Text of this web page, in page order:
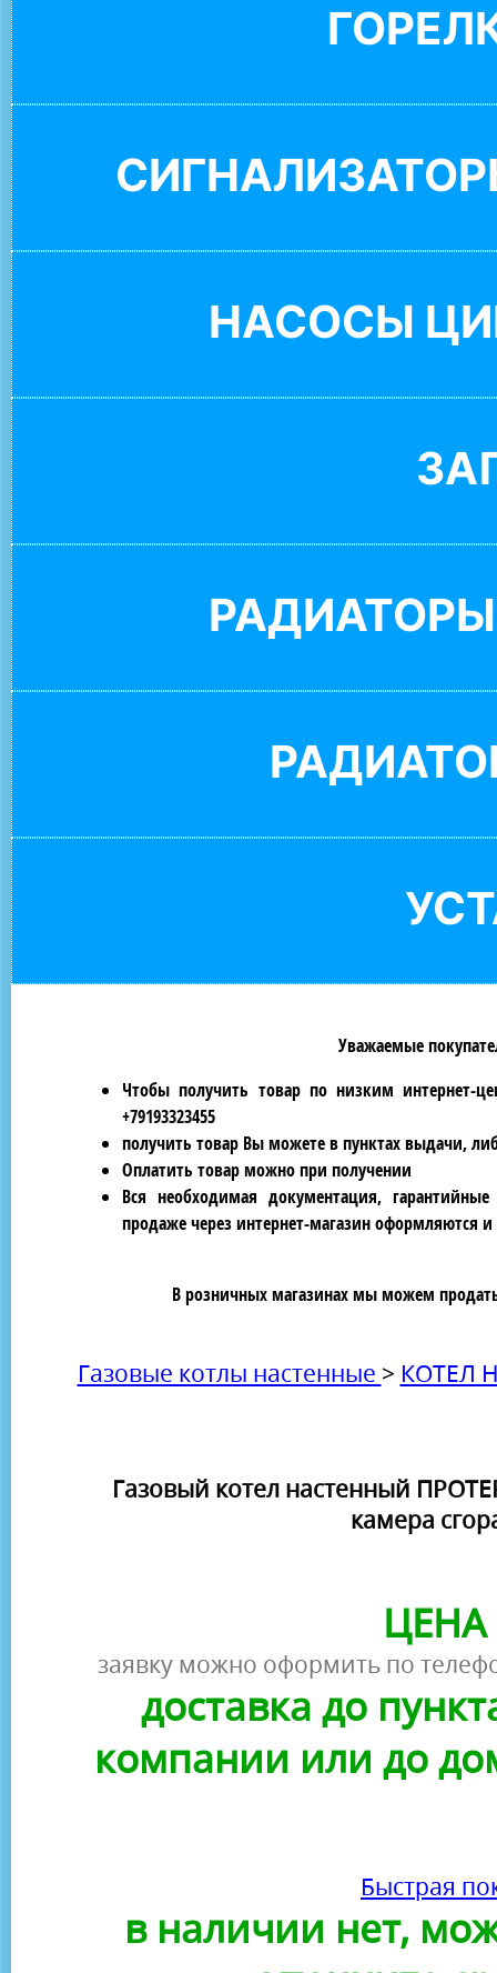
НАСОСЫ
Уважаемые
Чтобы получить товар по низким интернет-
+79193323455
получить товар Вы можете в пунктах выдачи,
Оплатить товар можно при получении
Вся необходимая документация,
продаже через интернет-магазин оформляются
В розничных магазинах мы можем
Газовые котлы настенные > КОТЕЛ
Газовый котел настенный
камера
ЦЕНА
заявку можно оформить по
доставка до
компании или до
Быстрая
в наличии нет,